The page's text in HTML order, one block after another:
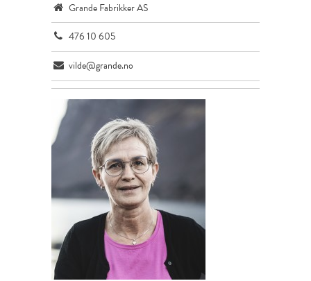
Grande Fabrikker AS
476 10 605
vilde@grande.no